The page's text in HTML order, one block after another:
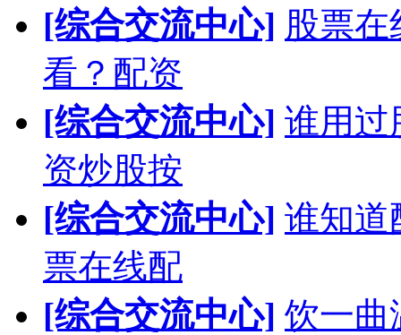
[综合交流中心] 股票
看？配资
[综合交流中心] 谁用过
资炒股按
[综合交流中心] 谁知道
票在线配
[综合交流中心] 饮一曲